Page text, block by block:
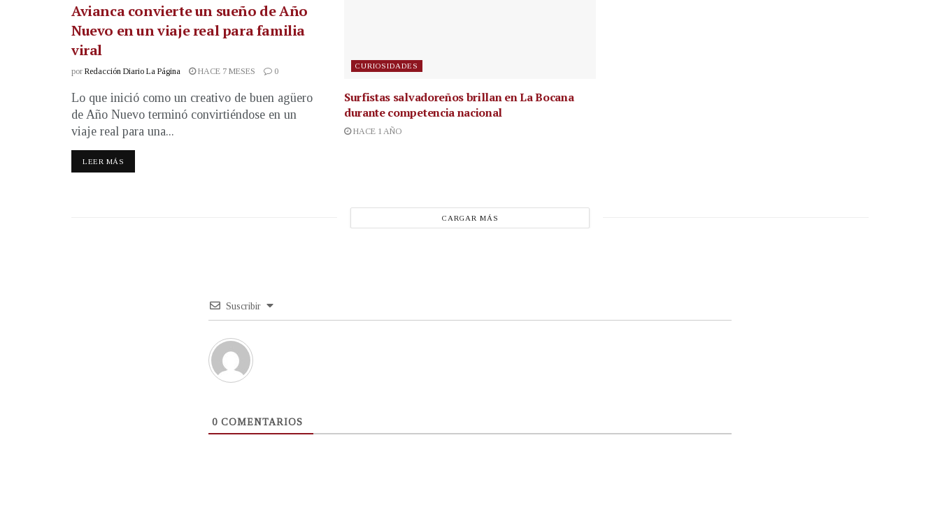
Avianca convierte un sueño de Año
Nuevo en un viaje real para familia
viral
por Redacción Diario La Página HACE 7 MESES 0
Lo que inició como un creativo de buen agüero
de Año Nuevo terminó convirtiéndose en un
viaje real para una...
LEER MÁS
CURIOSIDADES
Surfistas salvadoreños brillan en La Bocana
durante competencia nacional
HACE 1 AÑO
CARGAR MÁS
Suscribir
0 COMENTARIOS